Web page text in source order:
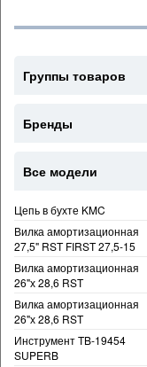
Группы товаров
Бренды
Все модели
Цепь в бухте KMC
Вилка амортизационная
27,5" RST FIRST 27,5-15
Вилка амортизационная
26"х 28,6 RST
Вилка амортизационная
26"х 28,6 RST
Инструмент TB-19454
SUPERB